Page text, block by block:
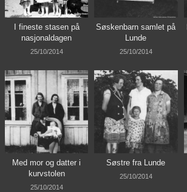
I fineste stasen på
nasjonaldagen
25/10/2014
Søskenbarn samlet på
Lunde
25/10/2014
Med mor og datter i
kurvstolen
25/10/2014
Søstre fra Lunde
25/10/2014